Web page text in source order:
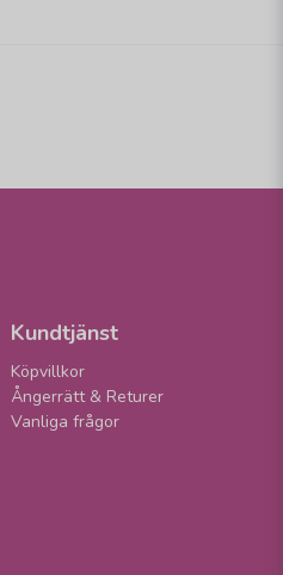
Kundtjänst
Köpvillkor
Ångerrätt & Returer
Vanliga frågor